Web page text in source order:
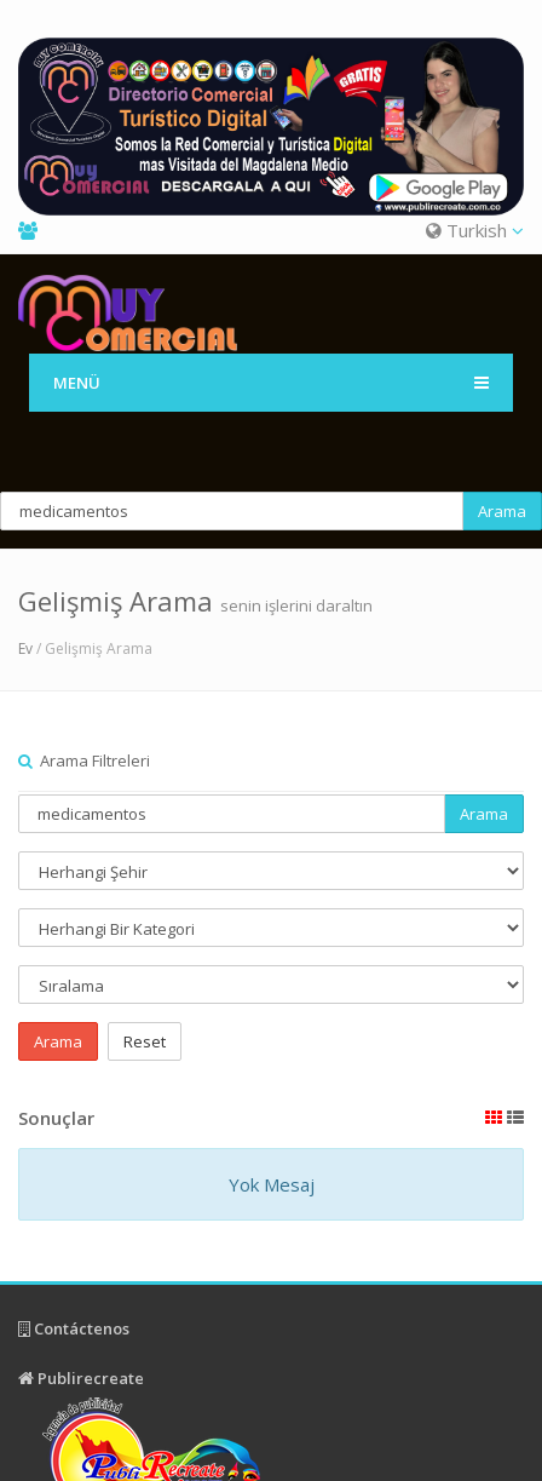
Turkish
MENÜ
Arama
Gelişmiş Arama senin işlerini daraltın
Ev/ Gelişmiş Arama
Arama Filtreleri
Arama
Arama Reset
Sonuçlar
Yok Mesaj
Contáctenos
Publirecreate